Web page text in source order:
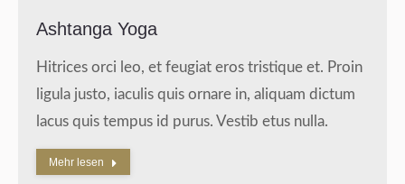
Ashtanga Yoga
Hitrices orci leo, et feugiat eros tristique et. Proin
ligula justo, iaculis quis ornare in, aliquam dictum
lacus quis tempus id purus. Vestib etus nulla.
Mehr lesen